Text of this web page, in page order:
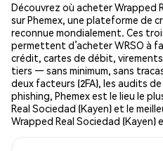
Découvrez où acheter Wrapped
sur Phemex, une plateforme de
reconnue mondialement. Ces
permettent d’acheter WRSO à
crédit, cartes de débit,
tiers — sans minimum, sans
deux facteurs (2FA), les audits
phishing, Phemex est le lieu le
Real Sociedad (Kayen) et le
Wrapped Real Sociedad (Kayen)